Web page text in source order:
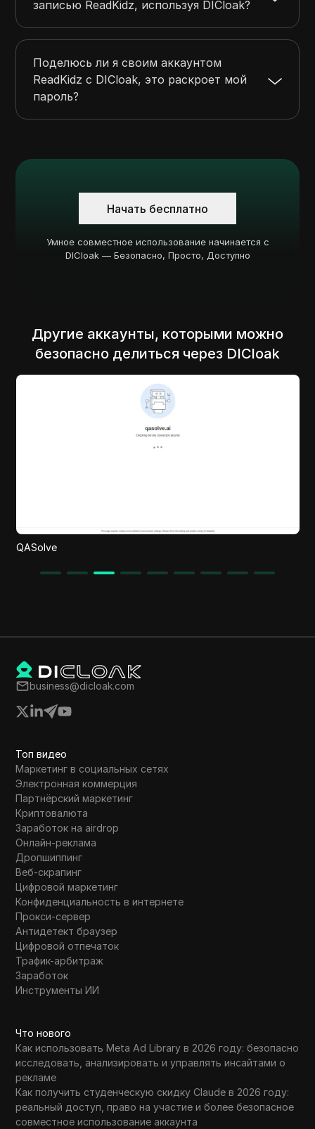
записью ReadKidz, используя DICloak?
Поделюсь ли я своим аккаунтом
ReadKidz с DICloak, это раскроет мой
пароль?
Начать бесплатно
Умное совместное использование начинается с
DICloak — Безопасно, Просто, Доступно
Другие аккаунты, которыми можно
безопасно делиться через DICloak
ClipLab
business@dicloak.com
Топ видео
Маркетинг в социальных сетях
Электронная коммерция
Партнёрский маркетинг
Криптовалюта
Заработок на airdrop
Онлайн-реклама
Дропшиппинг
Веб-скрапинг
Цифровой маркетинг
Конфиденциальность в интернете
Прокси-сервер
Антидетект браузер
Цифровой отпечаток
Трафик-арбитраж
Заработок
Инструменты ИИ
Что нового
Как использовать Meta Ad Library в 2026 году: безопасно
исследовать, анализировать и управлять инсайтами о
рекламе
Как получить студенческую скидку Claude в 2026 году:
реальный доступ, право на участие и более безопасное
совместное использование аккаунта